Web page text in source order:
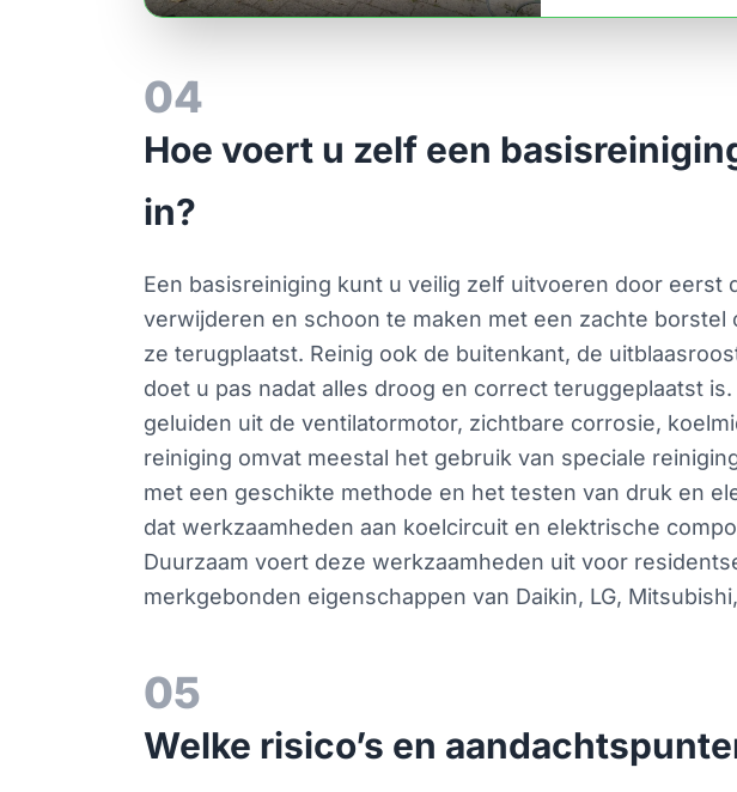
04
Hoe voert u zelf een
in?
Een basisreiniging kunt u veilig zelf uitvoeren door
verwijderen en schoon te maken met een zachte
ze terugplaatst. Reinig ook de buitenkant, de
doet u pas nadat alles droog en correct teruggeplaatst
geluiden uit de ventilatormotor, zichtbare corrosie,
reiniging omvat meestal het gebruik van speciale
met een geschikte methode en het testen van druk en
dat werkzaamheden aan koelcircuit en elektrische
Duurzaam voert deze werkzaamheden uit voor
merkgebonden eigenschappen van Daikin, LG,
05
Welke risico’s en